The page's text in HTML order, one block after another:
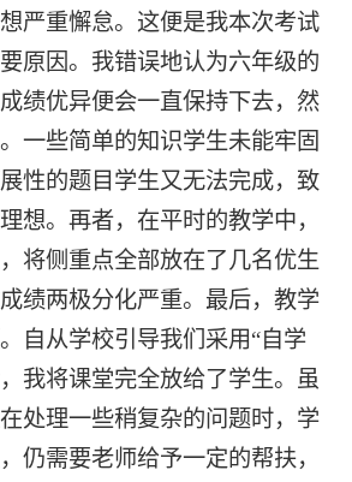
严重懈怠。这便是我本次考试
原因。我错误地认为六年级的
绩优异便会一直保持下去，然
一些简单的知识学生未能牢固
性的题目学生又无法完成，致
想。再者，在平时的教学中，
将侧重点全部放在了几名优生
绩两极分化严重。最后，教学
自从学校引导我们采用“自学
我将课堂完全放给了学生。虽
处理一些稍复杂的问题时，学
仍需要老师给予一定的帮扶，